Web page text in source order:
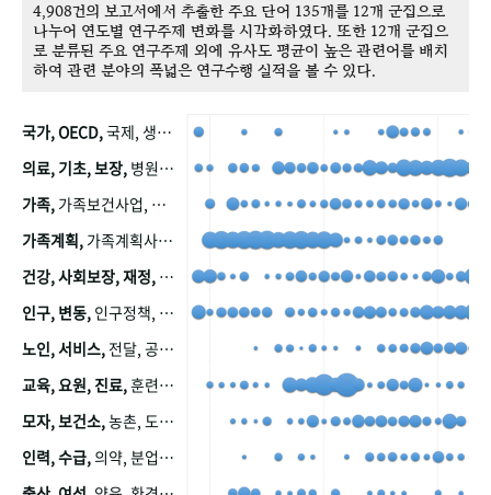
4,908건의 보고서에서 추출한 주요 단어 135개를 12개 군집으로
나누어 연도별 연구주제 변화를 시각화하였다. 또한 12개 군집으
로 분류된 주요 연구주제 외에 유사도 평균이 높은 관련어를 배치
하여 관련 분야의 폭넓은 연구수행 실적을 볼 수 있다.
국가, OECD,국제, 생산, 아시아, 태평양, 태평양지역, 참가
의료, 기초, 보장, 병원, 가정, 연금, 연계, 공적, 일본, 생활, 국민기초생활보장제도, 국민연금, 기금, 저소득층, 근로, 자활, 급여, 환자, 의료비, 모니터링, 한국복지패널, 소득, 지표, 빈곤, 노후, 장애인
가족, 가족보건사업, 산업, 친화, 전국, 출산력
가족계획, 가족계획사업, 가족계획사업평가, 한국가족계획사업, 피임, 보급, 부인, 자궁, 피임약
건강, 사회보장, 재정,
인구, 변동, 인구정책, 저출산, 고령사회, 고령화, 이동, 남북한, 지방자치단체, 컨설팅, 복지정책평가, 집, 사회개발
노인, 서비스, 전달, 공공, 보육, 수요, 공급, 사회서비스, 데이터, 보호, 요양, 아동, 예방, 청소년, 효율, 자원
교육, 요원, 진료,훈련, 보건요원, 마을, 마을건강사업, 보조원, 진료원, 보건진료원, 보건진료원교재
모자, 보건소,농촌, 도시, 금연, 농촌지역, 모자보건사업
인력, 수급,의약, 분업, 식품, 의약품, 의사, 안전